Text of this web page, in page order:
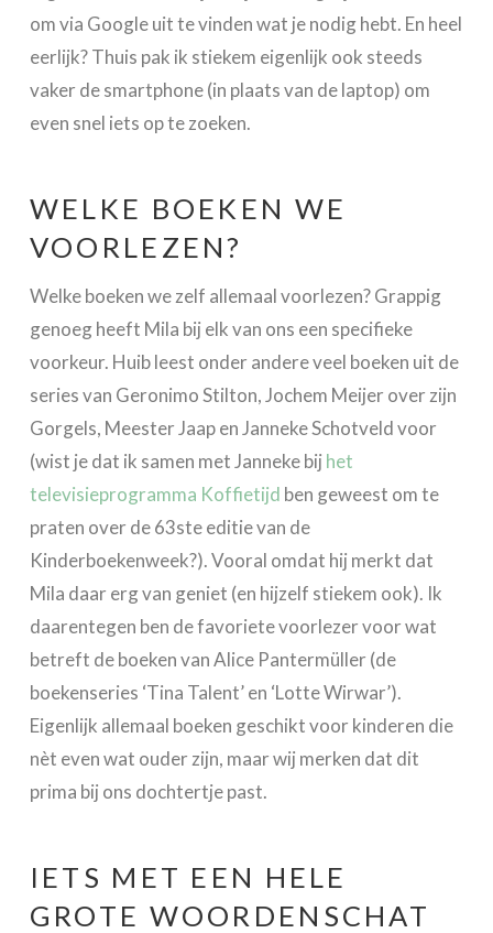
om via Google uit te vinden wat je nodig hebt. En heel
eerlijk? Thuis pak ik stiekem eigenlijk ook steeds
vaker de smartphone (in plaats van de laptop) om
even snel iets op te zoeken.
WELKE BOEKEN WE
VOORLEZEN?
Welke boeken we zelf allemaal voorlezen? Grappig
genoeg heeft Mila bij elk van ons een specifieke
voorkeur. Huib leest onder andere veel boeken uit de
series van Geronimo Stilton, Jochem Meijer over zijn
Gorgels, Meester Jaap en Janneke Schotveld voor
(wist je dat ik samen met Janneke bij het
televisieprogramma Koffietijd ben geweest om te
praten over de 63ste editie van de
Kinderboekenweek?). Vooral omdat hij merkt dat
Mila daar erg van geniet (en hijzelf stiekem ook). Ik
daarentegen ben de favoriete voorlezer voor wat
betreft de boeken van Alice Pantermüller (de
boekenseries ‘Tina Talent’ en ‘Lotte Wirwar’).
Eigenlijk allemaal boeken geschikt voor kinderen die
nèt even wat ouder zijn, maar wij merken dat dit
prima bij ons dochtertje past.
IETS MET EEN HELE
GROTE WOORDENSCHAT